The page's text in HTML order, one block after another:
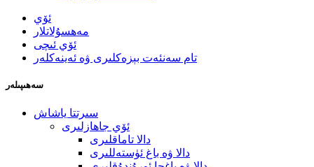
ئۆي
مەھسۇلاتلار
ئۆي ئىچى
تام سەنئەت بېزەكلىرى ۋە ئەينەكلەر
سەھىپىلەر
سىرتتا ياشاش
ئۆي جاھازلىرى
دالا تاماقلىرى
دالا ۋە باغ ئۈستەللىرى